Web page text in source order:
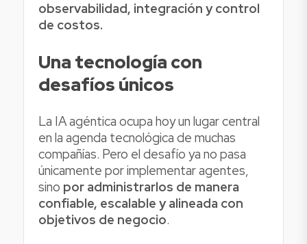
observabilidad, integración y control
de costos.
Una tecnología con
desafíos únicos
La IA agéntica ocupa hoy un lugar central
en la agenda tecnológica de muchas
compañías. Pero el desafío ya no pasa
únicamente por implementar agentes,
sino por administrarlos de manera
confiable, escalable y alineada con
objetivos de negocio.